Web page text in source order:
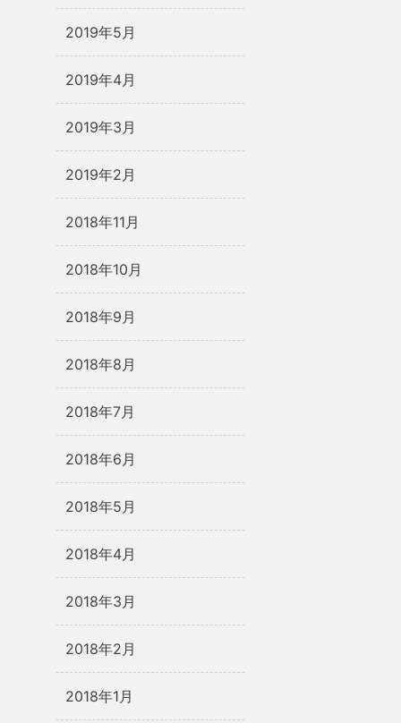
2019年5月
2019年4月
2019年3月
2019年2月
2018年11月
2018年10月
2018年9月
2018年8月
2018年7月
2018年6月
2018年5月
2018年4月
2018年3月
2018年2月
2018年1月